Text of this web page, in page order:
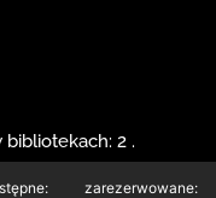
2 .
zarezerwowane: